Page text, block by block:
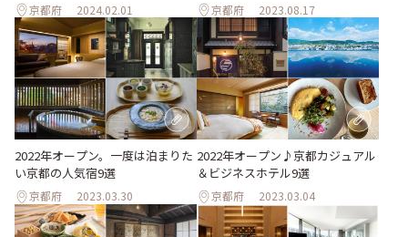
京都府 2024.02.01 京都府 2023.08.17
2022年オープン。一度は泊まりた
い京都の人気宿9選
京都府 2023.03.30
2022年オープン♪京都カジュアル
＆ビジネスホテル9選
京都府 2023.03.04